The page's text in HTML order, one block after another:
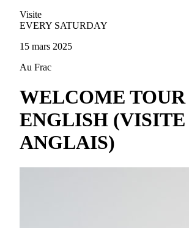
Visite
EVERY SATURDAY
15 mars 2025
Au Frac
WELCOME
ENGLISH (VISITE
ANGLAIS)